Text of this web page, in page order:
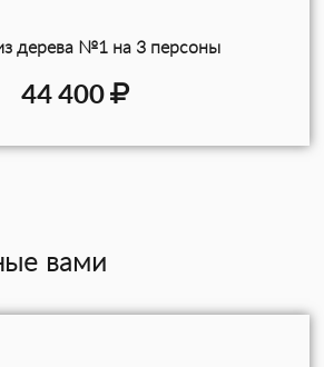
дерева №1 на 3 персоны
44 400
вами